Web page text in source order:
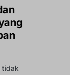
tidak